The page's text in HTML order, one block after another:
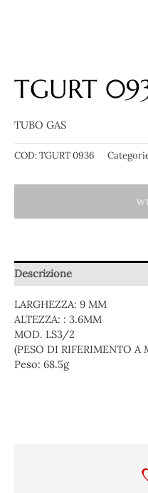
TGURT
TUBO GAS
COD:TGURT 0936
Descrizione
LARGHEZZA: 9 MM
ALTEZZA: : 3.6MM
MOD. LS3/2
(PESO DI RIFERIMENTO A
Peso: 68.5g